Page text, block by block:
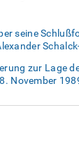
seine
zur Lage
November